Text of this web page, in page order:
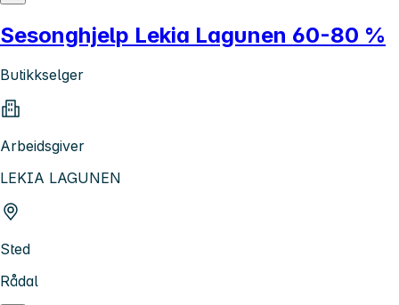
Sesonghjelp Lekia Lagunen 60-80 %
Butikkselger
Arbeidsgiver
LEKIA LAGUNEN
Sted
Rådal